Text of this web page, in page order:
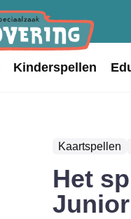
Kinderspellen
Kaartspellen
Het
Junior